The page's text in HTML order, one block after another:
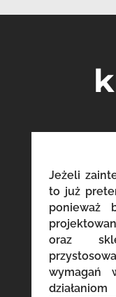
Jeżeli
to już
ponieważ
oraz
wymagań
działaniom